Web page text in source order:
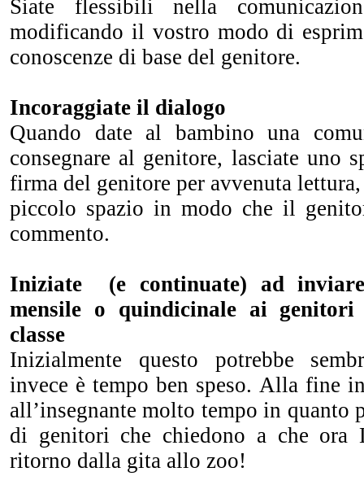
Siate flessibili nella
modificando il vostro modo di
conoscenze di base del genitore.
Incoraggiate il dialogo
Quando date al bambino una
consegnare al genitore, lasciate uno
firma del genitore per avvenuta
piccolo spazio in modo che il
commento.
Iniziate (e continuate) ad
mensile o quindicinale ai
classe
Inizialmente questo potrebbe
invece è tempo ben speso. Alla fine
all’insegnante molto tempo in quanto
di genitori che chiedono a che ora
ritorno dalla gita allo zoo!